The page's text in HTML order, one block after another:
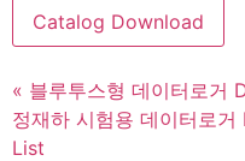
Catalog Download
« 블루투스형 데이터로거
정재하 시험용 데이터로
List